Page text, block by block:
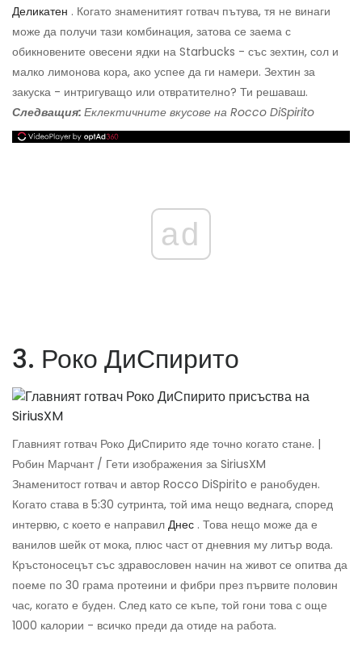
Деликатен . Когато знаменитият готвач пътува, тя не винаги
може да получи тази комбинация, затова се заема с
обикновените овесени ядки на Starbucks - със зехтин, сол и
малко лимонова кора, ако успее да ги намери. Зехтин за
закуска - интригуващо или отвратително? Ти решаваш.
Следващия: Еклектичните вкусове на Rocco DiSpirito
ad
3. Роко ДиСпирито
Главният готвач Роко ДиСпирито яде точно когато стане. |
Робин Марчант / Гети изображения за SiriusXM
Знаменитост готвач и автор Rocco DiSpirito е ранобуден.
Когато става в 5:30 сутринта, той има нещо веднага, според
интервю, с което е направил Днес . Това нещо може да е
ванилов шейк от мока, плюс част от дневния му литър вода.
Кръстоносецът със здравословен начин на живот се опитва да
поеме по 30 грама протеини и фибри през първите половин
час, когато е буден. След като се къпе, той гони това с още
1000 калории - всичко преди да отиде на работа.